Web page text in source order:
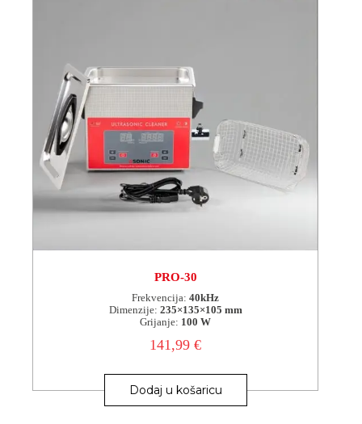
PRO-30
Frekvencija: 40kHz
Dimenzije: 235×135×105 mm
Grijanje: 100 W
141,99€
Dodaj u košaricu